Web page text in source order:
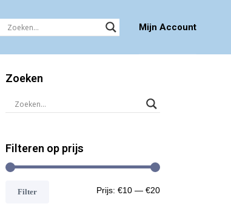
Mijn Account
Zoeken
Filteren op prijs
MM
Filter Prijs: €10 — €20